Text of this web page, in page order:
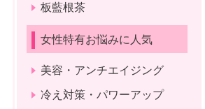
板藍根茶
女性特有お悩みに人気
美容・アンチエイジング
冷え対策・パワーアップ